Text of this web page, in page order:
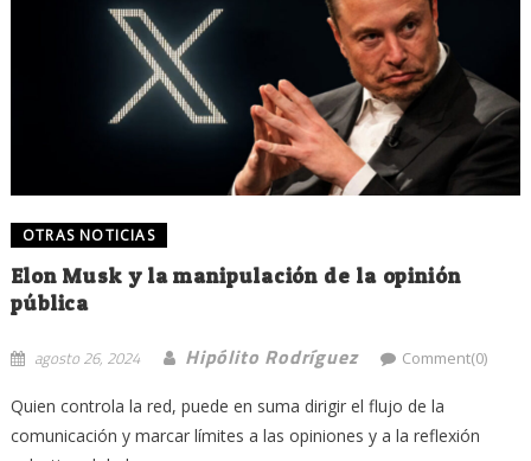
OTRAS NOTICIAS
Elon Musk y la manipulación de la opinión
pública
agosto 26, 2024 Hipólito Rodríguez Comment(0)
Quien controla la red, puede en suma dirigir el flujo de la
comunicación y marcar límites a las opiniones y a la reflexión